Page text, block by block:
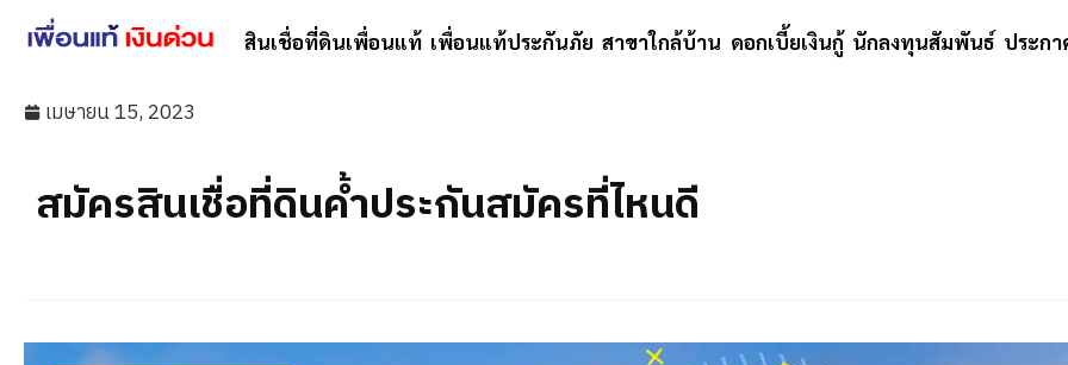
สินเชื่อที่ดินเพื่อนแท้ เพื่อนแท้ประกันภัย สาขาใกล้บ้าน ดอกเบี้ยเงินกู้ นักลงทุนสัมพันธ์ ประก
เมษายน 15, 2023
สมัครสินเชื่อที่ดินค้ำประกันสมัครที่ไหนดี